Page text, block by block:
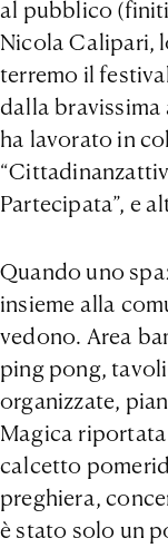
al pubblico
Nicola Calipari,
terremo il
dalla
ha lavorato in
Partecipata”, e
Quando uno
insieme alla
vedono. Area
ping pong,
organizzate,
Magica
calcetto
preghiera,
è stato solo un